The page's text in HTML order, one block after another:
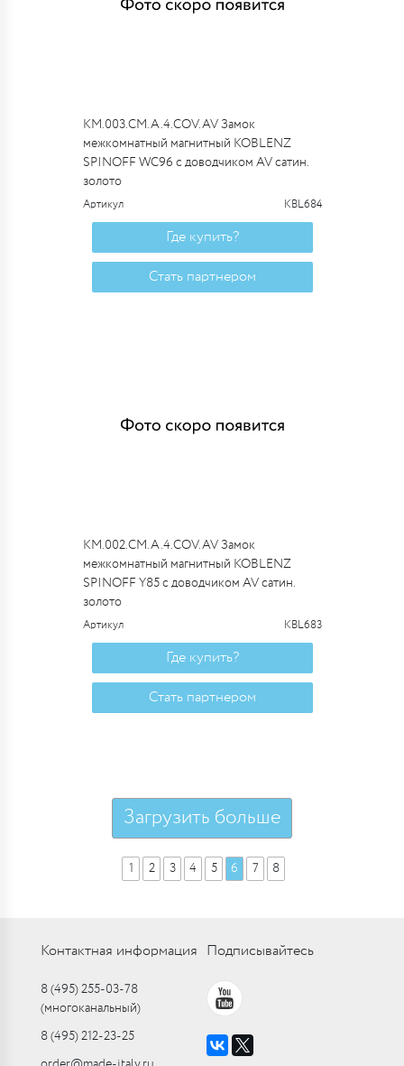
KM.003.CM.A.4.COV.AV Замок
межкомнатный магнитный KOBLENZ
SPINOFF WC96 с доводчиком AV сатин.
золото
Артикул KBL684
Где купить?
Стать партнером
KM.002.CM.A.4.COV.AV Замок
межкомнатный магнитный KOBLENZ
SPINOFF Y85 с доводчиком AV сатин.
золото
Артикул KBL683
Где купить?
Стать партнером
Загрузить больше
1 2 3 4 5 6 7 8
Контактная информация
8 (495) 255-03-78
(многоканальный)
8 (495) 212-23-25
Подписывайтесь